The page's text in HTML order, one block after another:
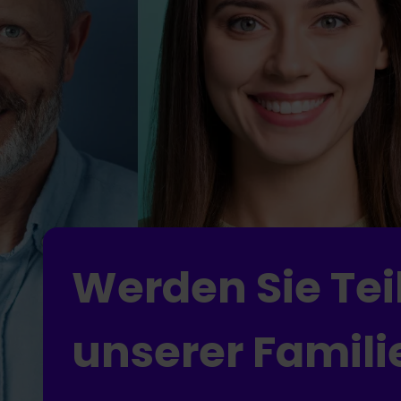
Werden Sie
unserer